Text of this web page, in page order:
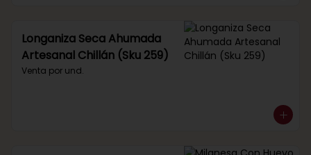
Longaniza Seca Ahumada
Artesanal Chillán (Sku 259)
Venta por und.